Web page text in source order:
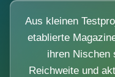
Aus kleinen
etablierte
ihren Nischen
Reichweite und